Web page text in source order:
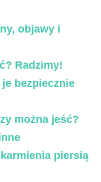
objawy i
Radzimy!
bezpiecznie
można jeść?
piersią